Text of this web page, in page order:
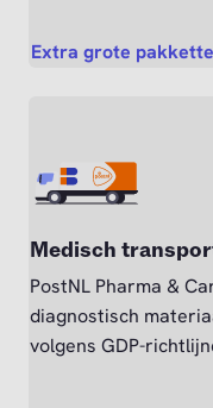
Extra grote
Medisch
PostNL Pharma &
diagnostisch
volgens GDP-